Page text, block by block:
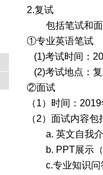
2.复试
包括笔试和
①专业英语笔试
(1)考试时间：
(2)考试地点：
②面试
（1）时间： 2019
（2）面试内容包
a. 英文自我
b. PPT展示
c.专业知识问